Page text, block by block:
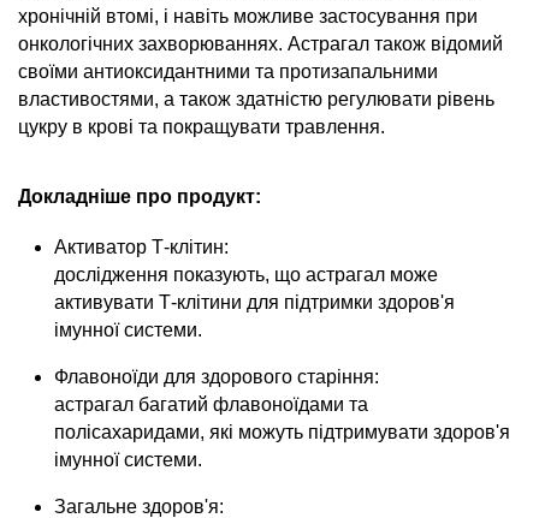
хронічній втомі, і навіть можливе застосування при
онкологічних захворюваннях. Астрагал також відомий
своїми антиоксидантними та протизапальними
властивостями, а також здатністю регулювати рівень
цукру в крові та покращувати травлення.
Докладніше про продукт:
Активатор Т-клітин:
дослідження показують, що астрагал може
активувати Т-клітини для підтримки здоров'я
імунної системи.
Флавоноїди для здорового старіння:
астрагал багатий флавоноїдами та
полісахаридами, які можуть підтримувати здоров'я
імунної системи.
Загальне здоров'я: